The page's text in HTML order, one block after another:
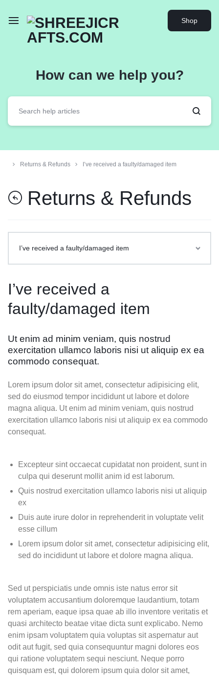
Shop
How can we help you?
Returns & Refunds I’ve received a faulty/damaged item
Returns & Refunds
I’ve received a
faulty/damaged item
Ut enim ad minim veniam, quis nostrud
exercitation ullamco laboris nisi ut aliquip ex ea
commodo consequat.
Lorem ipsum dolor sit amet, consectetur adipisicing elit,
sed do eiusmod tempor incididunt ut labore et dolore
magna aliqua. Ut enim ad minim veniam, quis nostrud
exercitation ullamco laboris nisi ut aliquip ex ea commodo
consequat.
Excepteur sint occaecat cupidatat non proident, sunt in
culpa qui deserunt mollit anim id est laborum.
Quis nostrud exercitation ullamco laboris nisi ut aliquip
ex
Duis aute irure dolor in reprehenderit in voluptate velit
esse cillum
Lorem ipsum dolor sit amet, consectetur adipisicing elit,
sed do incididunt ut labore et dolore magna aliqua.
Sed ut perspiciatis unde omnis iste natus error sit
voluptatem accusantium doloremque laudantium, totam
rem aperiam, eaque ipsa quae ab illo inventore veritatis et
quasi architecto beatae vitae dicta sunt explicabo. Nemo
enim ipsam voluptatem quia voluptas sit aspernatur aut
odit aut fugit, sed quia consequuntur magni dolores eos
qui ratione voluptatem sequi nesciunt. Neque porro
quisquam est, qui dolorem ipsum quia dolor sit amet,
I’ve received a faulty/damaged item